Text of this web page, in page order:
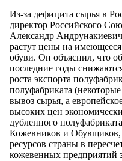
Из-за дефицита сырья в
директор Российского
Александр
растут цены на
обуви. Он объяснил, что
последние годы
роста экспорта
полуфабриката
вывоз сырья, а
высоких цен
дубленного
Кожевников и
ресурсов страны в
кожевенных предприятий